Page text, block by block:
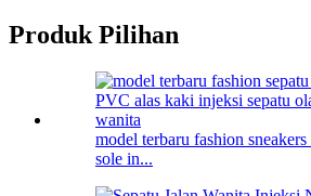
Produk Pilihan
model terbaru fashion
sole in...